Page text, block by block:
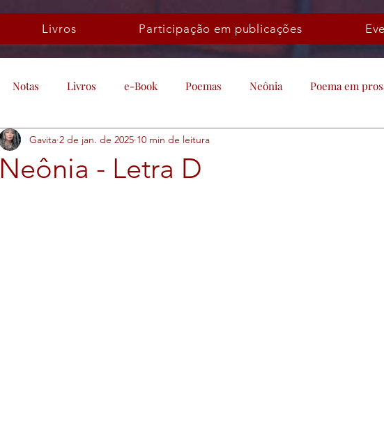
Livros Participação em publicações
Notas Livros e-Book Poemas Neônia Poema em
Neônia - Letra D
Gavita 2 de jan. de 2025 10 min de leitura